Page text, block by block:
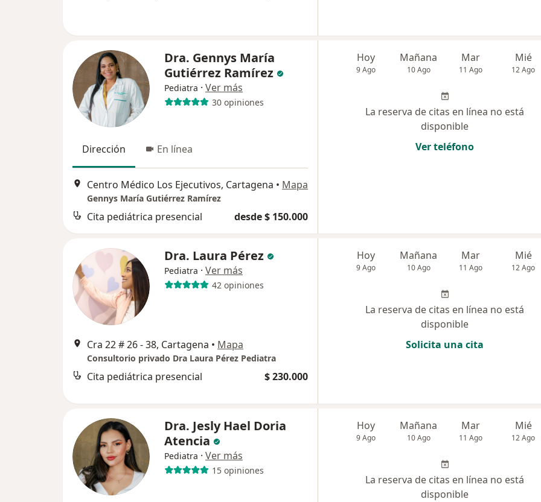
Dra. Gennys María
Gutiérrez Ramírez
Pediatra · Ver más
30 opiniones
Dirección En línea
Centro Médico Los Ejecutivos, Cartagena • Mapa
Gennys María Gutiérrez Ramírez
Cita pediátrica presencial desde $ 150.000
Hoy
9 Ago
Mañana
10 Ago
Mar
11 Ago
Mié
12 Ago
La reserva de citas en línea no está
disponible
Ver teléfono
Dra. Laura Pérez
Pediatra · Ver más
42 opiniones
Cra 22 # 26 - 38, Cartagena • Mapa
Consultorio privado Dra Laura Pérez Pediatra
Cita pediátrica presencial $ 230.000
Hoy
9 Ago
Mañana
10 Ago
Mar
11 Ago
Mié
12 Ago
La reserva de citas en línea no está
disponible
Solicita una cita
Dra. Jesly Hael Doria
Atencia
Pediatra · Ver más
15 opiniones
Hoy
9 Ago
Mañana
10 Ago
Mar
11 Ago
Mié
12 Ago
La reserva de citas en línea no está
disponible